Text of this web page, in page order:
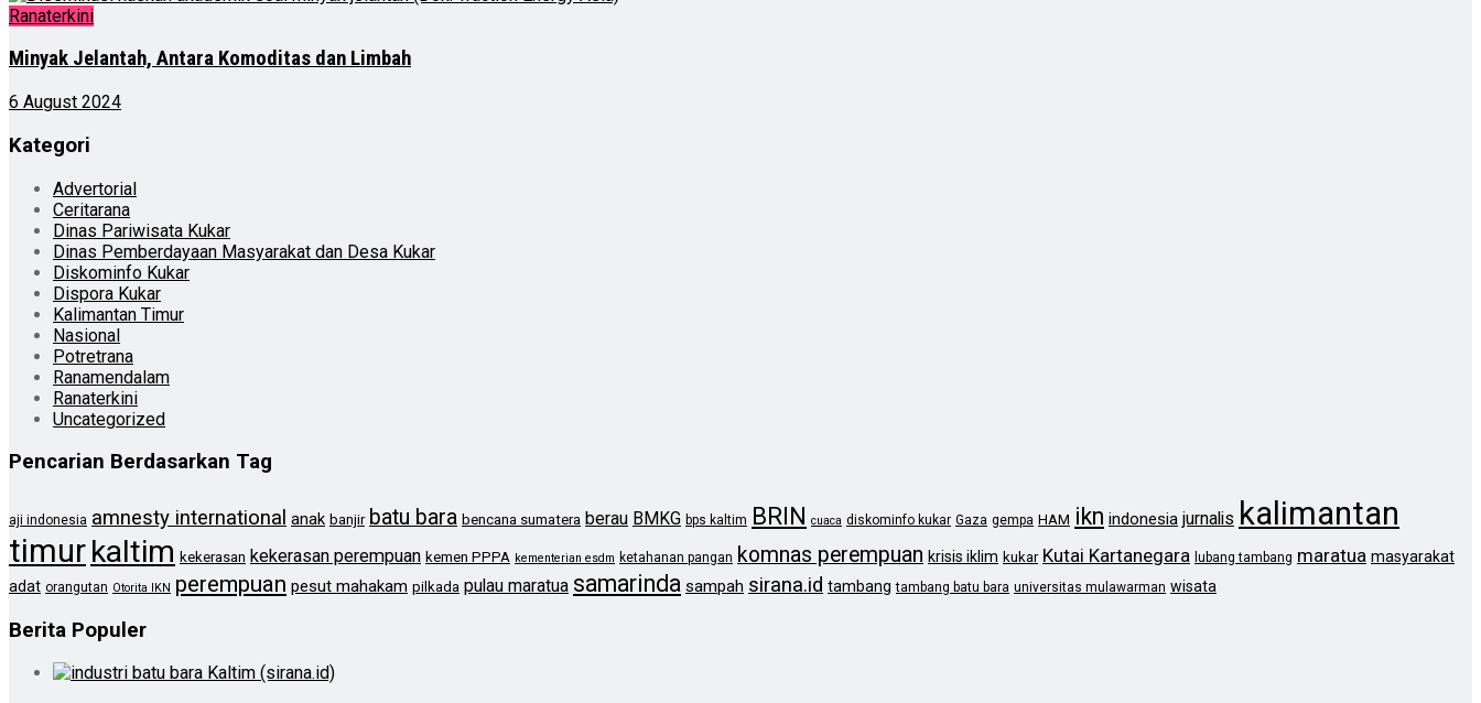
Ranaterkini
Minyak Jelantah, Antara Komoditas dan Limbah
6 August 2024
Kategori
Advertorial
Ceritarana
Dinas Pariwisata Kukar
Dinas Pemberdayaan Masyarakat dan Desa Kukar
Diskominfo Kukar
Dispora Kukar
Kalimantan Timur
Nasional
Potretrana
Ranamendalam
Ranaterkini
Uncategorized
Pencarian Berdasarkan Tag
aji indonesia amnesty international anak banjir batu bara bencana sumatera berau BMKG bps kaltim BRIN cuaca diskominfo kukar Gaza gempa HAM ikn indonesia jurnalis kalimantan
timurkaltim kekerasan kekerasan perempuan kemen PPPA kementerian esdm ketahanan pangan komnas perempuan krisis iklim kukar Kutai Kartanegara lubang tambang maratua masyarakat
adat orangutan Otorita IKN perempuan pesut mahakam pilkada pulau maratua samarinda sampah sirana.id tambang tambang batu bara universitas mulawarman wisata
Berita Populer